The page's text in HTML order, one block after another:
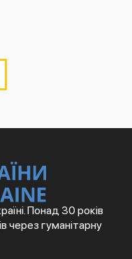
Понад 30 років
через гуманітарну